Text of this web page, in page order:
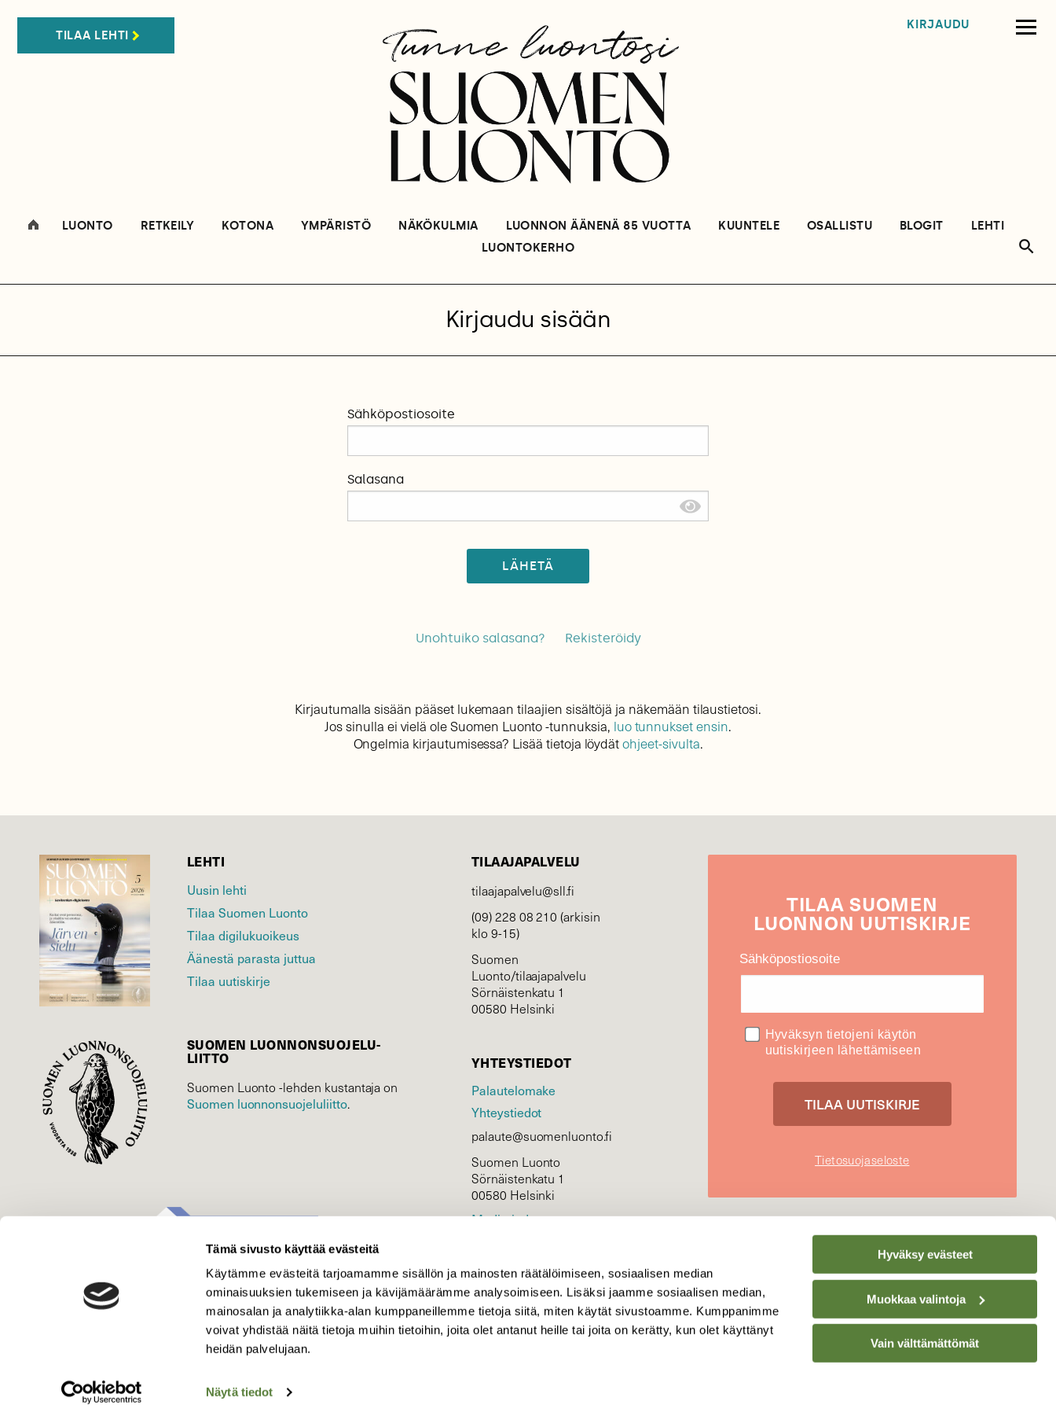
Tämä sivusto käyttää evästeitä
Käytämme evästeitä tarjoamamme sisällön ja mainosten räätälöimiseen, sosiaalisen median
ominaisuuksien tukemiseen ja kävijämäärämme analysoimiseen. Lisäksi jaamme sosiaalisen median,
mainosalan ja analytiikka-alan kumppaneillemme tietoja siitä, miten käytät sivustoamme. Kumppanimme
voivat yhdistää näitä tietoja muihin tietoihin, joita olet antanut heille tai joita on kerätty, kun olet käyttänyt
heidän palvelujaan.
Näytä tiedot
Hyväksy evästeet
Muokkaa valintoja
Vain välttämättömät
TILAA LEHTI
KIRJAUDU
LUONTO RETKEILY KOTONA YMPÄRISTÖ NÄKÖKULMIA LUONNON ÄÄNENÄ 85 VUOTTA KUUNTELE OSALLISTU BLOGIT
LEHTI
LUONTOKERHO
Kirjaudu sisään
Sähköpostiosoite
Salasana
LÄHETÄ
Unohtuiko salasana? Rekisteröidy
Kirjautumalla sisään pääset lukemaan tilaajien sisältöjä ja näkemään tilaustietosi.
Jos sinulla ei vielä ole Suomen Luonto -tunnuksia, luo tunnukset ensin.
Ongelmia kirjautumisessa? Lisää tietoja löydätohjeet-sivulta.
LEHTI
Uusin lehti
Tilaa Suomen Luonto
Tilaa digilukuoikeus
Äänestä parasta juttua
Tilaa uutiskirje
SUOMEN LUONNON­SUOJELU­
LIITTO
Suomen Luonto -lehden kustantaja on
Suomen luonnonsuojelu­liitto.
TILAAJAPALVELU
tilaajapalvelu@sll.fi
(09) 228 08 210 (arkisin
klo 9-15)
Suomen
Luonto/tilaajapalvelu
Sörnäistenkatu 1
00580 Helsinki
YHTEYSTIEDOT
Palautelomake
Yhteystiedot
palaute@suomenluonto.fi
Suomen Luonto
Sörnäistenkatu 1
00580 Helsinki
Mediatiedot
KIRJAUDU
TILAASUOMEN
LUONNON UUTIS­KIRJE
Sähköpostiosoite
Hyväksyn tietojeni käytön
uutiskirjeen lähettämiseen
Tietosuojaseloste